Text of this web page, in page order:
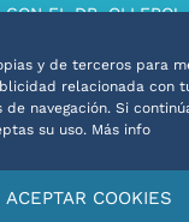
y de terceros para
relacionada con
navegación. Si
su uso. Más info
ACEPTAR COOKIES
CON EL DR. OLLERO!
Español
Português